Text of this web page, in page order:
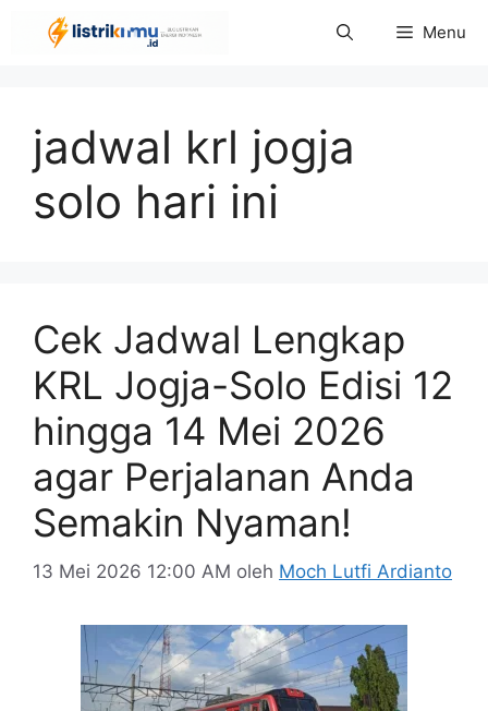
Langsung
Menu
jadwal krl jogja
solo hari ini
Cek Jadwal Lengkap
KRL Jogja-Solo Edisi 12
hingga 14 Mei 2026
agar Perjalanan Anda
Semakin Nyaman!
13 Mei 2026 12:00 AM oleh Moch Lutfi Ardianto